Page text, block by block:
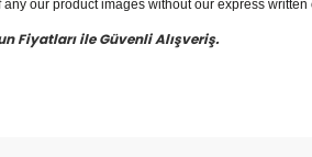
any our product images without our express
Fiyatları ile Güvenli Alışveriş.